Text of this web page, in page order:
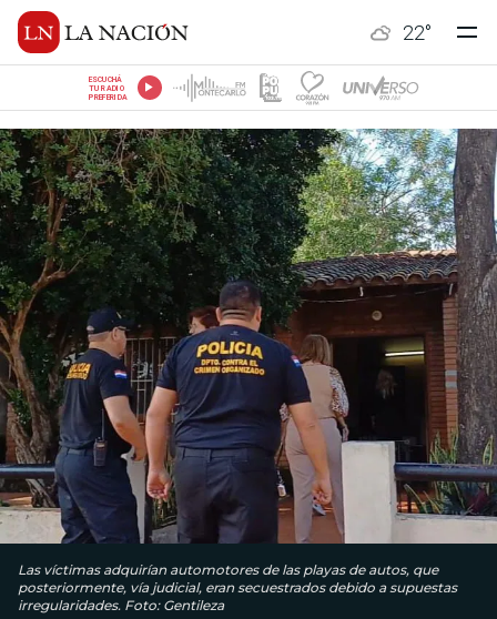
22°
ESCUCHÁ
TU RADIO
PREFERIDA
Las víctimas adquirían automotores de las playas de autos, que
posteriormente, vía judicial, eran secuestrados debido a supuestas
irregularidades. Foto: Gentileza